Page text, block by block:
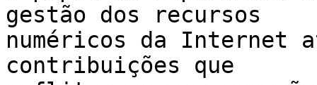
gestão dos recursos
numéricos da Internet
contribuições que